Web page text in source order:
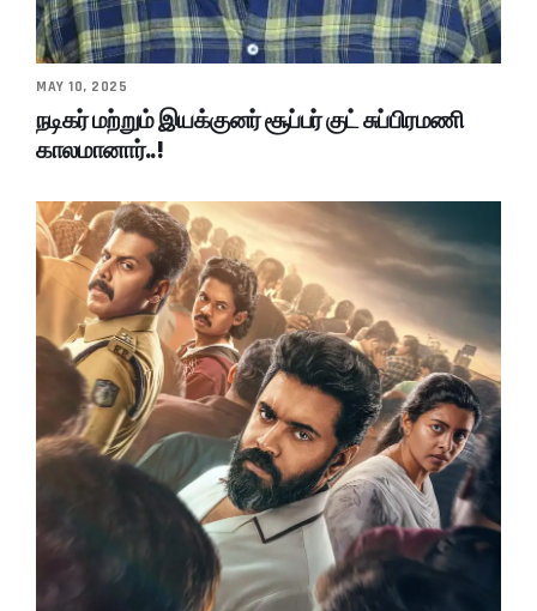
MAY 10, 2025
நடிகர் மற்றும் இயக்குனர் சூப்பர் குட் சுப்பிரமணி
காலமானார்..!